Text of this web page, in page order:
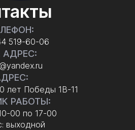
519-60-06
АДРЕС:
лет Победы 1В-11
РАБОТЫ:
00 по 17-00
выходной